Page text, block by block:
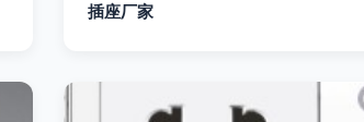
插座厂家